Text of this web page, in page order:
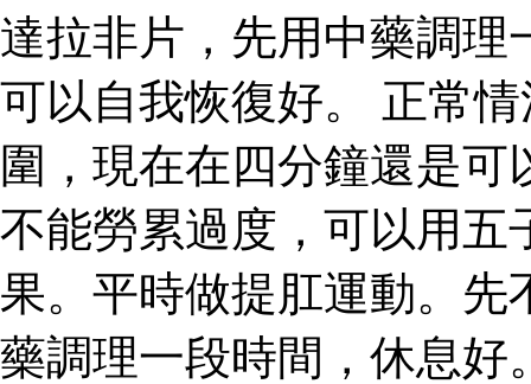
達拉非片，先用中藥調理
可以自我恢復好。 正常
圍，現在在四分鐘還是
不能勞累過度，可以用五
果。平時做提肛運動。先
藥調理一段時間，休息好